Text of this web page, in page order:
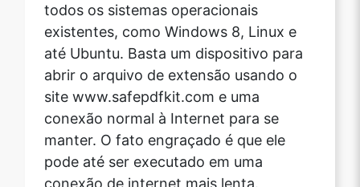
todos os sistemas operacionais
existentes, como Windows 8, Linux e
até Ubuntu. Basta um dispositivo para
abrir o arquivo de extensão usando o
site www.safepdfkit.com e uma
conexão normal à Internet para se
manter. O fato engraçado é que ele
pode até ser executado em uma
conexão de internet mais lenta.